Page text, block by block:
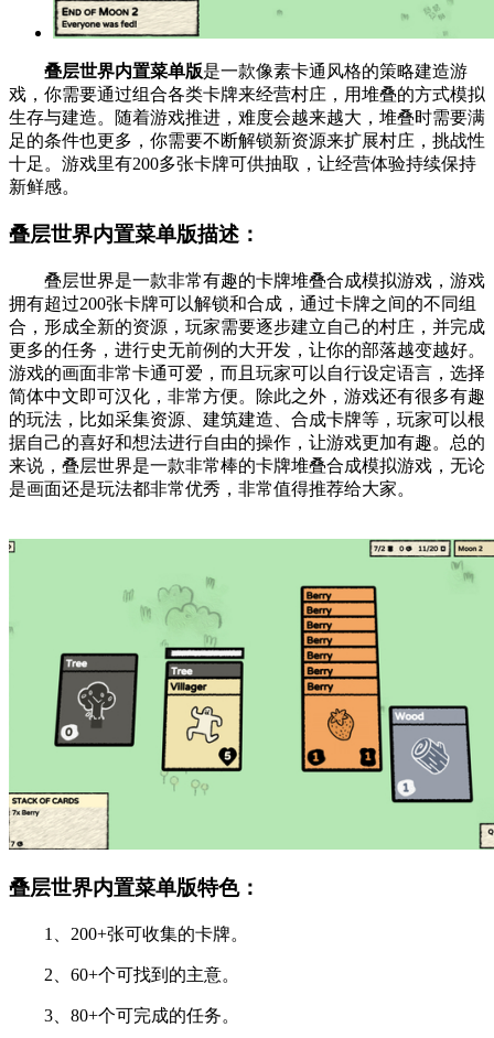
叠层世界内置菜单版是一款像素卡通风格的策略建造游
戏，你需要通过组合各类卡牌来经营村庄，用堆叠的方式模拟
生存与建造。随着游戏推进，难度会越来越大，堆叠时需要满
足的条件也更多，你需要不断解锁新资源来扩展村庄，挑战性
十足。游戏里有200多张卡牌可供抽取，让经营体验持续保持
新鲜感。
叠层世界内置菜单版描述：
叠层世界是一款非常有趣的卡牌堆叠合成模拟游戏，游戏
拥有超过200张卡牌可以解锁和合成，通过卡牌之间的不同组
合，形成全新的资源，玩家需要逐步建立自己的村庄，并完成
更多的任务，进行史无前例的大开发，让你的部落越变越好。
游戏的画面非常卡通可爱，而且玩家可以自行设定语言，选择
简体中文即可汉化，非常方便。除此之外，游戏还有很多有趣
的玩法，比如采集资源、建筑建造、合成卡牌等，玩家可以根
据自己的喜好和想法进行自由的操作，让游戏更加有趣。总的
来说，叠层世界是一款非常棒的卡牌堆叠合成模拟游戏，无论
是画面还是玩法都非常优秀，非常值得推荐给大家。
叠层世界内置菜单版特色：
1、200+张可收集的卡牌。
2、60+个可找到的主意。
3、80+个可完成的任务。